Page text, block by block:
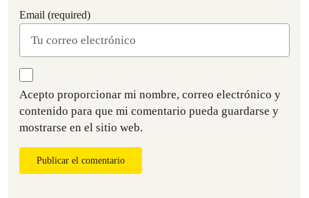
Email (required)
Acepto proporcionar mi nombre, correo electrónico y
contenido para que mi comentario pueda guardarse y
mostrarse en el sitio web.
Publicar el comentario